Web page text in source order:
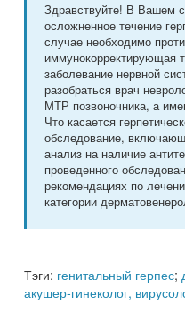
Здравствуйте! В Вашем
осложненное течение
случае необходимо
иммунокорректирующая
заболевание нервной
разобраться врач
МТР позвоночника, а
Что касается
обследование,
анализ на наличие
проведенного
рекомендациях по
категории
Тэги: генитальный герпес;
акушер-гинеколог,